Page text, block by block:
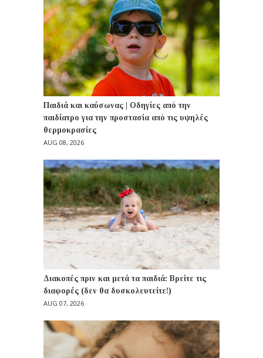
Παιδιά και καύσωνας | Οδηγίες από την
παιδίατρο για την προστασία από τις υψηλές
θερμοκρασίες
AUG 08, 2026
Διακοπές πριν και μετά τα παιδιά: Βρείτε τις
διαφορές (δεν θα δυσκολευτείτε!)
AUG 07, 2026